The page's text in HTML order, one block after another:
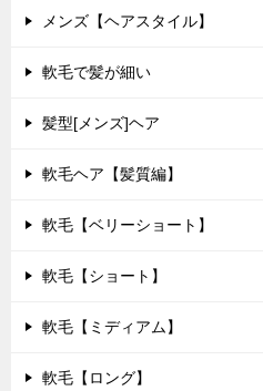
メンズ【ヘアスタイル】
軟毛で髪が細い
髪型[メンズ]ヘア
軟毛ヘア【髪質編】
軟毛【ベリーショート】
軟毛【ショート】
軟毛【ミディアム】
軟毛【ロング】